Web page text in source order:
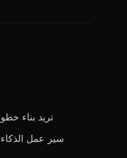
تريد بناء
سير عمل الذكاء